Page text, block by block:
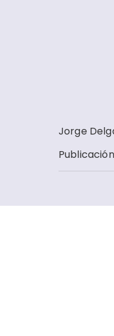
Jorge
Publicación